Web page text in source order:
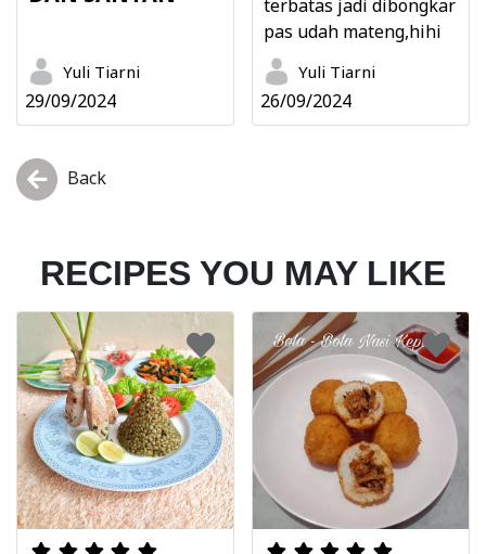
Yuli Tiarni
29/09/2024
terbatas jadi dibongkar
pas udah mateng,hihi
Yuli Tiarni
26/09/2024
Back
RECIPES YOU MAY LIKE